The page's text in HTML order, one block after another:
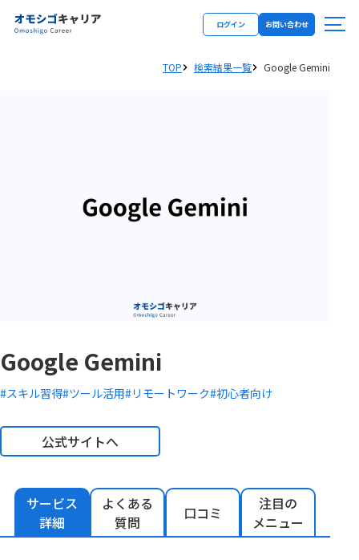
ログイン お問い合わせ
TOP 検索結果一覧 Google Gemini
Google Gemini
#スキル習得#ツール活用#リモートワーク#初心者向け
公式サイトへ
サービス
詳細
よくある
質問
口コミ
注目の
メニュー